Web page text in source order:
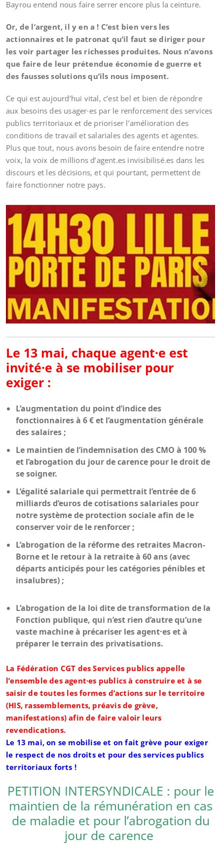
Bayrou entend nous faire serrer encore plus la ceinture.
Or, de l’argent, il y en a ! C’est bien vers les
actionnaires et le patronat qu’il faut se diriger pour
les voir partager les richesses produites. Nous n’avons
que faire de leur prétendue économie de guerre et
des fausses solutions qu’ils nous imposent.
Ce qui est aujourd’hui vital, c’est bel et bien de répondre
aux besoins des usager·es par le renforcement des services
publics territoriaux et de prioriser l’amélioration des
conditions de travail et salariales des agents et agentes.
Plus que tout, nous avons besoin de faire entendre notre
voix, la voix de millions d’agent.es invisibilisé.es dans les
discours et les décisions, et qui pourtant, permettent de
faire fonctionner notre pays.
Le 13 mai, chaque agent·e est
invité·e à se mobiliser pour
exiger :
L’augmentation du point d’indice des
fonctionnaires à 6 € et l’augmentation générale
des salaires ;
Le maintien de l’indemnisation des CMO à 100 %
et l’abrogation du jour de carence pour le droit de
se soigner.
L’égalité salariale qui permettrait l’entrée de 6
milliards d’euros de cotisations salariales pour
notre système de protection sociale afin de le
conserver voir de le renforcer ;
L’abrogation de la réforme des retraites Macron-
Borne et le retour à la retraite à 60 ans (avec
départs anticipés pour les catégories pénibles et
insalubres) ;
L’abrogation de la loi dite de transformation de la
Fonction publique, qui n’est rien d’autre qu’une
vaste machine à précariser les agent·es et à
préparer le terrain des privatisations.
La Fédération CGT des Services publics appelle
l’ensemble des agent·es publics à construire et à se
saisir de toutes les formes d’actions sur le territoire
(HIS, rassemblements, préavis de grève,
manifestations) afin de faire valoir leurs
revendications.
Le 13 mai, on se mobilise et on fait grève pour exiger
le respect de nos droits et pour des services publics
territoriaux forts !
PETITION INTERSYNDICALE : pour le
maintien de la rémunération en cas
de maladie et pour l’abrogation du
jour de carence